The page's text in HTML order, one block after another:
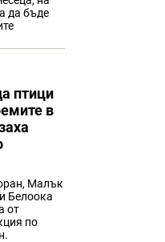
да бъде
птици
в
Малък
Белоока
от
по